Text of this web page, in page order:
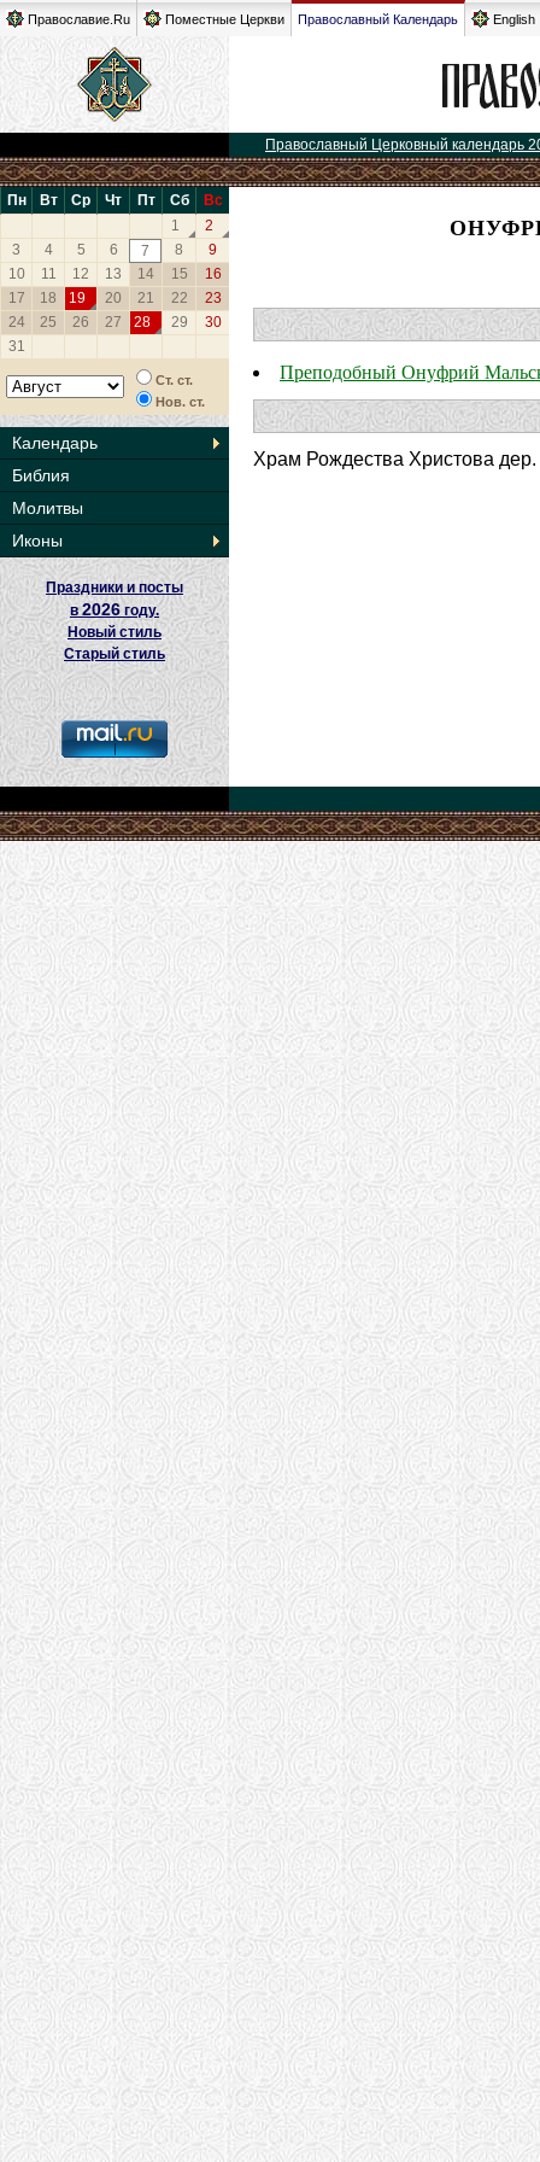
Православие.Ru Поместные Церкви Православный Календарь English
Православный Церковный календарь
Пн Вт Ср Чт Пт Сб
Вс
1
2
3
4 5 6 7 8
9
10
11 12 13 14 15
16
17
18 19 20 21 22
23
24
25 26 27 28 29
30
31
Ст. ст.
Нов. ст.
Календарь
Библия
Молитвы
Иконы
Праздники и посты
в2026 году.
Новый стиль
Старый стиль
Преподобный Онуфрий
Храм Рождества Христова